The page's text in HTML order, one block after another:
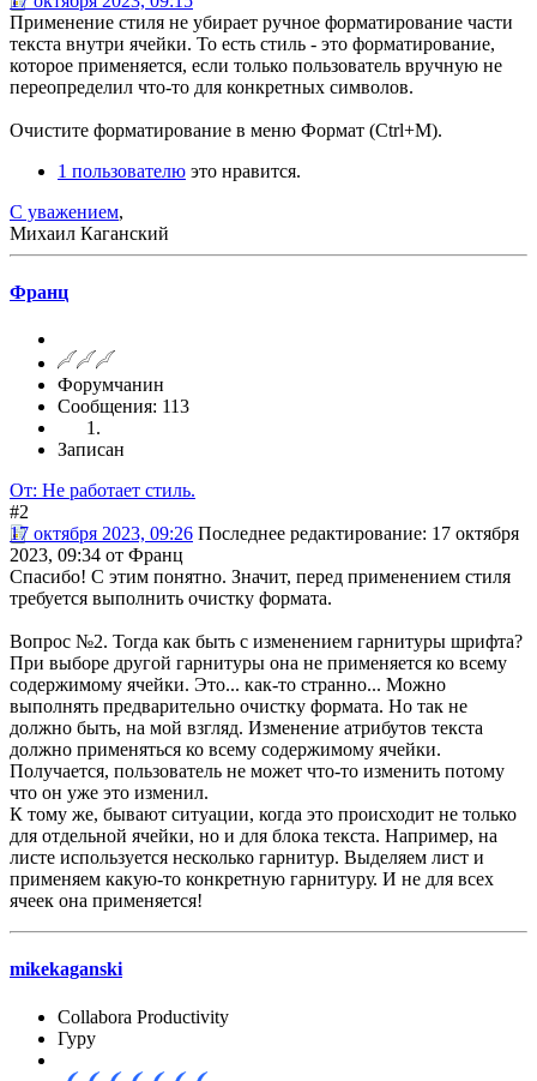
Применение стиля не убирает ручное форматирование части
текста внутри ячейки. То есть стиль - это форматирование,
которое применяется, если только пользователь вручную не
переопределил что-то для конкретных символов.
Очистите форматирование в меню Формат (Ctrl+M).
1 пользователю это нравится.
С уважением,
Михаил Каганский
Франц
Форумчанин
Сообщения: 113
Записан
От: Не работает стиль.
#2
17 октября 2023, 09:26 Последнее редактирование: 17 октября
2023, 09:34 от Франц
Спасибо! С этим понятно. Значит, перед применением стиля
требуется выполнить очистку формата.
Вопрос №2. Тогда как быть с изменением гарнитуры шрифта?
При выборе другой гарнитуры она не применяется ко всему
содержимому ячейки. Это... как-то странно... Можно
выполнять предварительно очистку формата. Но так не
должно быть, на мой взгляд. Изменение атрибутов текста
должно применяться ко всему содержимому ячейки.
Получается, пользователь не может что-то изменить потому
что он уже это изменил.
К тому же, бывают ситуации, когда это происходит не только
для отдельной ячейки, но и для блока текста. Например, на
листе используется несколько гарнитур. Выделяем лист и
применяем какую-то конкретную гарнитуру. И не для всех
ячеек она применяется!
mikekaganski
Collabora Productivity
Гуру